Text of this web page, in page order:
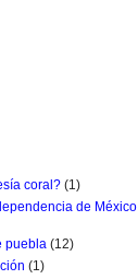
coral? (1)
de México
puebla (12)
(1)